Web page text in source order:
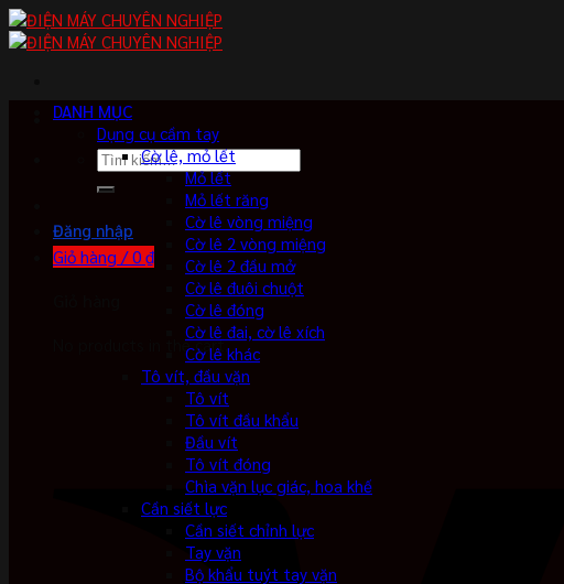
Skip
to
Tìm
kiếm:
Đăng nhập
Giỏ hàng /0 ₫
No products in the cart.
DANH MỤC
Dụng cụ cầm tay
Cờ lê, mỏ lết
Mỏ lết
Mỏ lết răng
Cờ lê vòng miệng
Cờ lê 2 vòng miệng
Cờ lê 2 đầu mở
Cờ lê đuôi chuột
Cờ lê đóng
Cờ lê đai, cờ lê xích
Cờ lê khác
Tô vít, đầu vặn
Tô vít
Tô vít đầu khẩu
Đầu vít
Tô vít đóng
Chìa vặn lục giác, hoa khế
Cần siết lực
Cần siết chỉnh lực
Tay vặn
Bộ khẩu tuýt tay vặn